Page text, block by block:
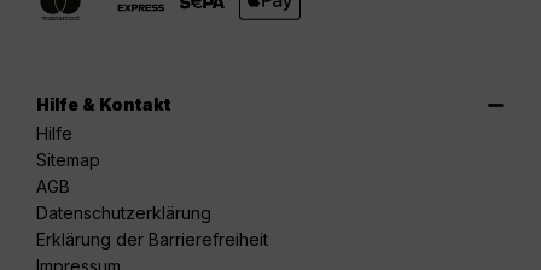
Hilfe & Kontakt
Hilfe
Sitemap
AGB
Datenschutzerklärung
Erklärung der Barrierefreiheit